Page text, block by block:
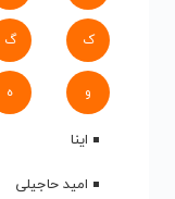
ک گ
و ه
اینا
امید حاجیلی